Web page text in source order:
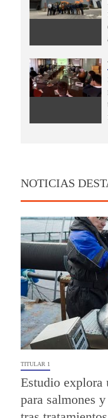
NOTICIAS
TITULAR 1
Estudio explora
para salmones